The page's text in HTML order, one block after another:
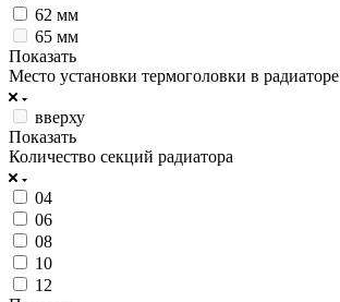
62 мм
65 мм
Показать
Место установки термоголовки в радиаторе
вверху
Показать
Количество секций радиатора
04
06
08
10
12